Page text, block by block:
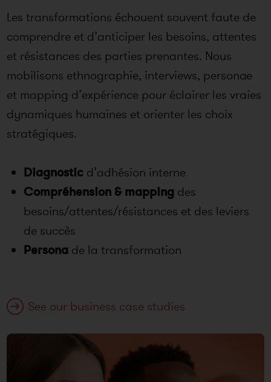
Les transformations échouent souvent faute de
comprendre et d’anticiper les besoins, attentes
et résistances des parties prenantes. Nous
mobilisons ethnographie, interviews, personae
et mapping d’expérience pour éclairer les vraies
dynamiques humaines et orienter les choix
stratégiques.
Diagnostic d’adhésion interne
Compréhension & mapping des
besoins/attentes/résistances et des leviers
de succès
Persona de la transformation
See our business case studies